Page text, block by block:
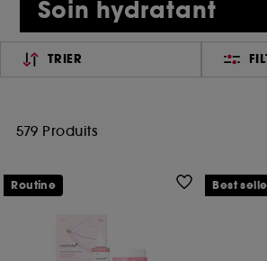
Soin hydratant
TRIER
579 Produits
Routine Best